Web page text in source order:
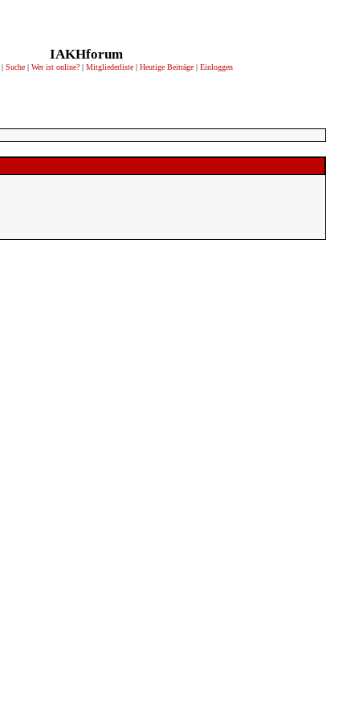
IAKHforum
| Suche | Wer ist online? | Mitgliederliste | Heutige Beiträge | Einloggen